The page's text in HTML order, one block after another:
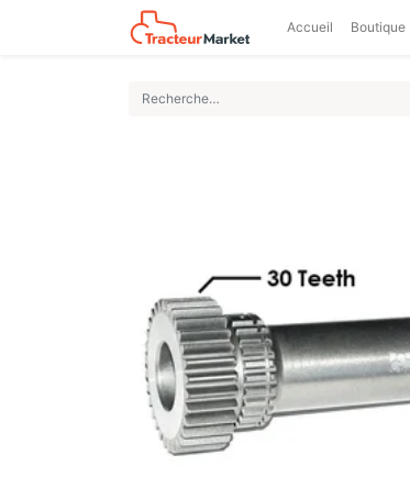
Accueil Boutique